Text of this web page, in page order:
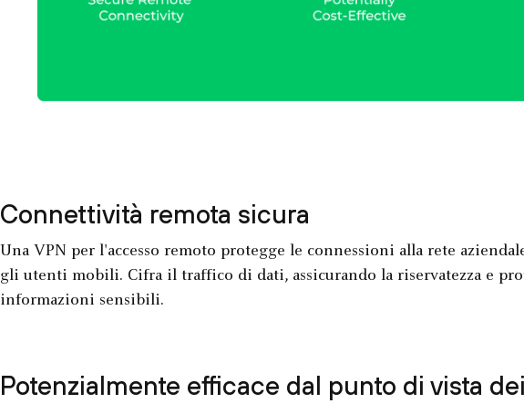
Connettività remota sicura
Una VPN per l'accesso remoto protegge le connessioni alla rete
gli utenti mobili. Cifra il traffico di dati, assicurando la riservatezza e
informazioni sensibili.
Potenzialmente efficace dal punto di vista